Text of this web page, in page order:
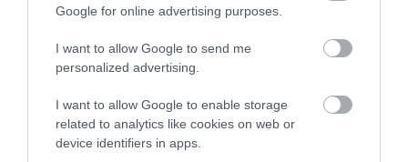
Google for online advertising purposes.
I want to allow Google to send me
personalized advertising.
I want to allow Google to enable storage
related to analytics like cookies on web or
device identifiers in apps.
Δεκεμβρίου 2015[/b]
ΔΙΟΙΚΗΤΙΚΗΣ ΑΝΑΣΥΓΚΡΟΤΗΣΗΣ
ΓΡΑΦΕΙΟ ΤΥΠΟΥ ΥΠΟΥΡΓEIΟΥ